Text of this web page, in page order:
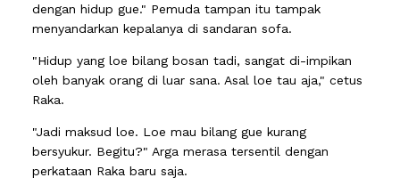
dengan hidup gue." Pemuda tampan itu tampak
menyandarkan kepalanya di sandaran sofa.
"Hidup yang loe bilang bosan tadi, sangat di-impikan
oleh banyak orang di luar sana. Asal loe tau aja," cetus
Raka.
"Jadi maksud loe. Loe mau bilang gue kurang
bersyukur. Begitu?" Arga merasa tersentil dengan
perkataan Raka baru saja.